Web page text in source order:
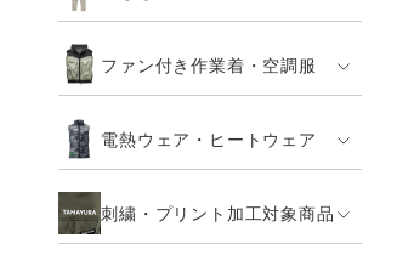
ファン付き作業着・空調服
電熱ウェア・ヒートウェア
刺繍・プリント加工対象商品